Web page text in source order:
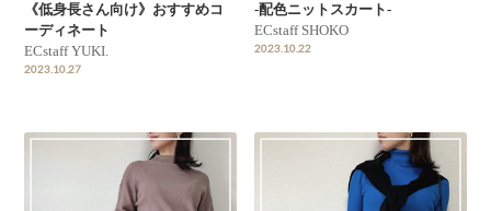
《低身長さん向け》おすすめコ
ーディネート
ECstaff YUKI.
2023.10.27
-配色ニットスカート-
ECstaff SHOKO
2023.10.22